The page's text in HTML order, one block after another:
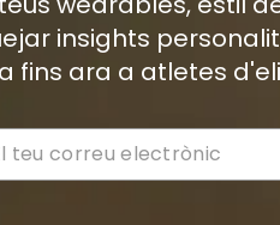
insights
fins ara a atletes